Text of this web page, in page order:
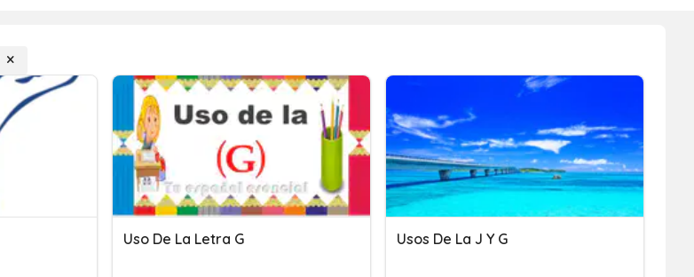
Uso De La Letra G Usos De La J Y G